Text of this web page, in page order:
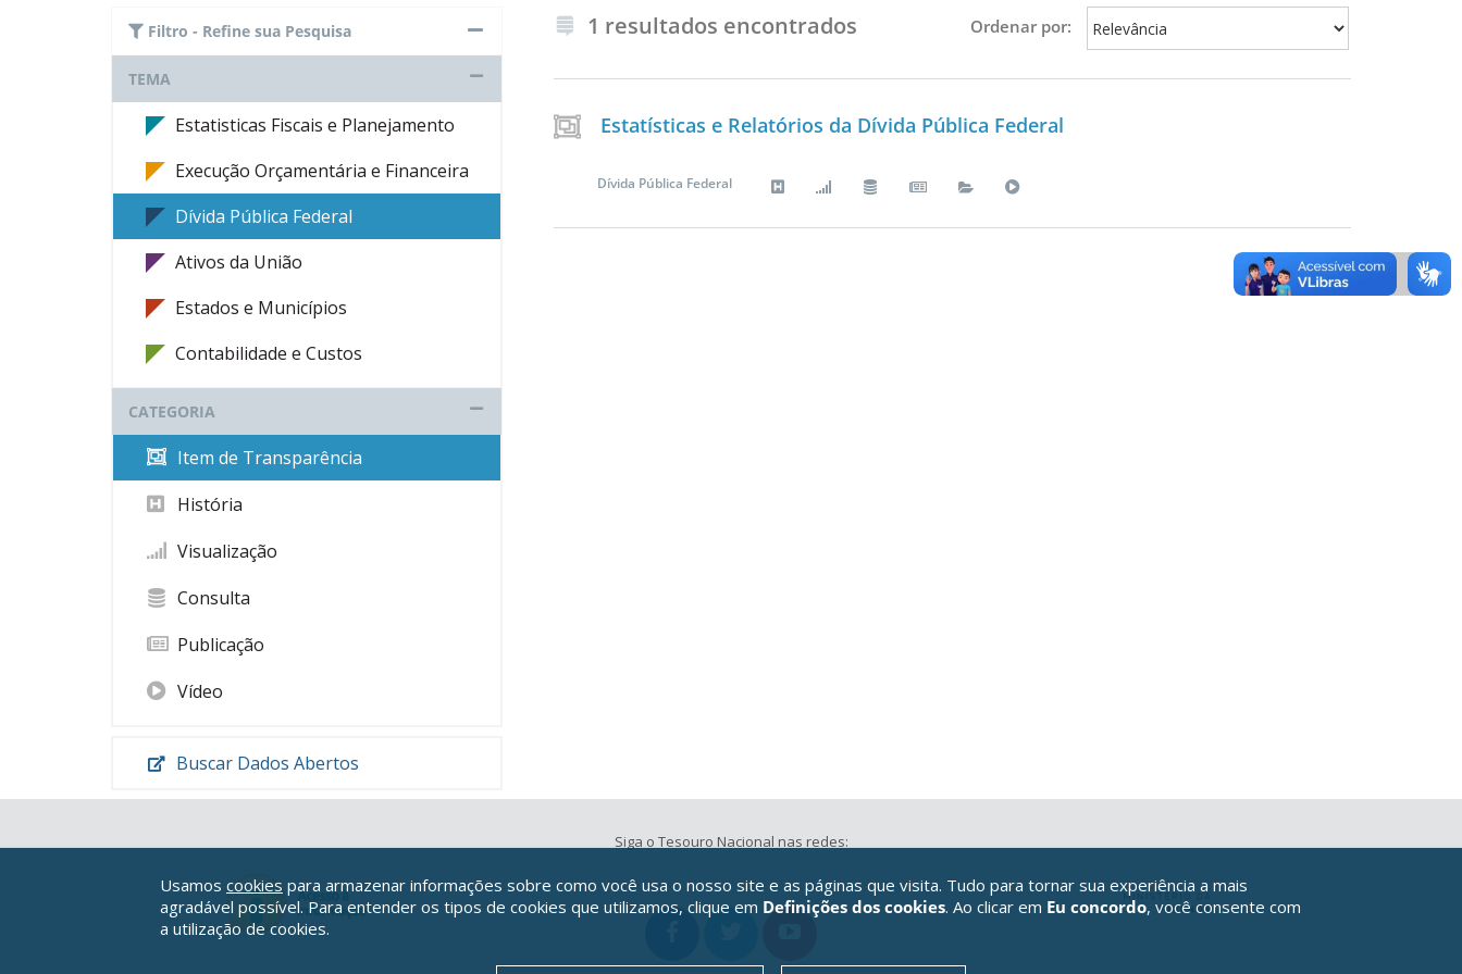
Filtro - Refine sua Pesquisa
TEMA
Estatisticas Fiscais e Planejamento
Execução Orçamentária e Financeira
Dívida Pública Federal
Ativos da União
Estados e Municípios
Contabilidade e Custos
CATEGORIA
Item de Transparência
História
Visualização
Consulta
Publicação
Vídeo
Buscar Dados Abertos
1 resultados encontrados Ordenar por:
Estatísticas e Relatórios da Dívida Pública Federal
Dívida Pública Federal
Siga o Tesouro Nacional nas redes:
Usamos cookies para armazenar informações sobre como você usa o nosso site e as páginas que visita. Tudo para tornar sua experiência a mais
agradável possível. Para entender os tipos de cookies que utilizamos, clique em Definições dos cookies. Ao clicar em Eu concordo, você consente com
a utilização de cookies.